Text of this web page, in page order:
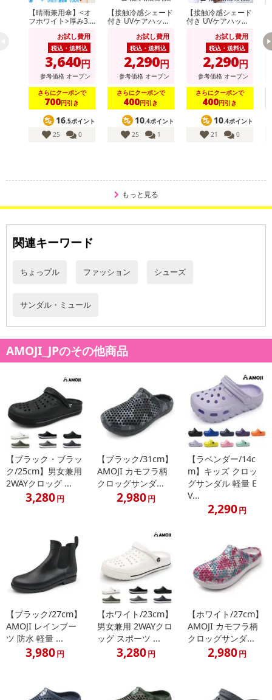
【晴雨兼用傘】<オ
フホワイト>厚み3.5
ズUVカット100％マ
イナス16度
お試し費用
税込・送料込
3,640円
参考価格 オープン
さらにクーポンで
700円引き
16.5ポイント
25
0
【接触冷感シェード
付き UVケアハッ
ご紐つきのおしゃれ
なツバ広リボンハッ
お試し費用
税込・送料込
2,290円
参考価格 オープン
さらにクーポンで
400円引き
10.4ポイント
25
1
【接触冷感シェード
付き UVケアハッ
ご紐つきのおしゃれ
なツバ広リボンハッ
お試し費用
税込・送料込
2,290円
参考価格 オープン
さらにクーポンで
400円引き
10.4ポイント
21
0
もっと見る
関連キーワード
ちょっプル ファッション シューズ
サンダル・ミュール
AMOJI_JPのその他商品
【ブラック・ブラッ
ク/25cm】男女兼用
2WAYクロッグ ...
3,280円
【ブラック/31cm】
AMOJI カモフラ柄
クロッグサンダ...
2,980円
【ラベンダー/14c
m】キッズ クロッ
グサンダル 軽量 E
V...
2,290円
【ブラック/27cm】
AMOJI レインブー
ツ 防水 軽量 ...
3,980円
【ホワイト/23cm】
男女兼用 2WAYクロ
ッグ スポーツ ...
3,280円
【ホワイト/27cm】
AMOJI カモフラ柄
クロッグサンダ...
2,980円